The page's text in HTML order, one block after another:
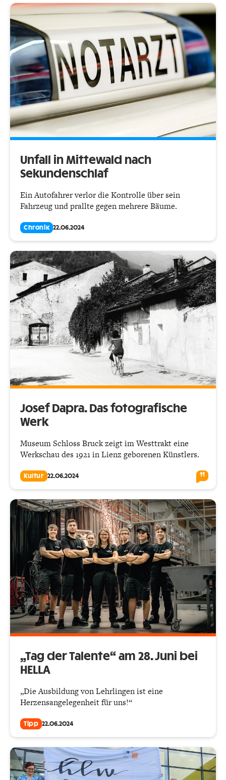
Unfall in Mittewald nach
Sekundenschlaf
Ein Autofahrer verlor die Kontrolle über sein
Fahrzeug und prallte gegen mehrere Bäume.
Chronik 22.06.2024
Josef Dapra. Das fotografische
Werk
Museum Schloss Bruck zeigt im Westtrakt eine
Werkschau des 1921 in Lienz geborenen Künstlers.
Kultur 22.06.2024 11
„Tag der Talente“ am 28. Juni bei
HELLA
„Die Ausbildung von Lehrlingen ist eine
Herzensangelegenheit für uns!“
Tipp 22.06.2024